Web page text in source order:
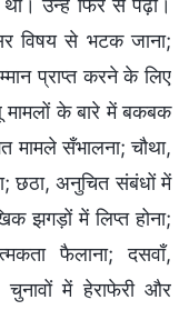
था। उन्हें फिर से पढ़ो।
विषय से भटक जाना;
प्राप्त करने के लिए
मामलों के बारे में बकबक
मामले सँभालना; चौथा,
छठा, अनुचित संबंधों में
झगड़ों में लिप्त होना;
फैलाना; दसवाँ,
चुनावों में हेराफेरी और